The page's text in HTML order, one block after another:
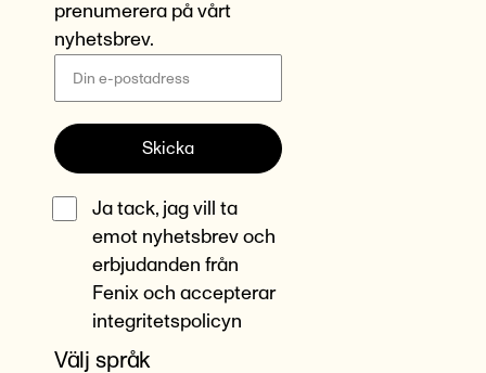
prenumerera på vårt
nyhetsbrev.
Skicka
Ja tack, jag vill ta
emot nyhetsbrev och
erbjudanden från
Fenix och accepterar
integritetspolicyn
Välj språk